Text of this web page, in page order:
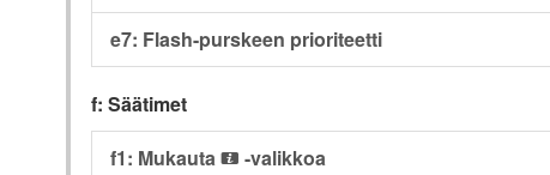
e7: Flash-purskeen prioriteetti
f: Säätimet
f1: Mukauta i -valikkoa